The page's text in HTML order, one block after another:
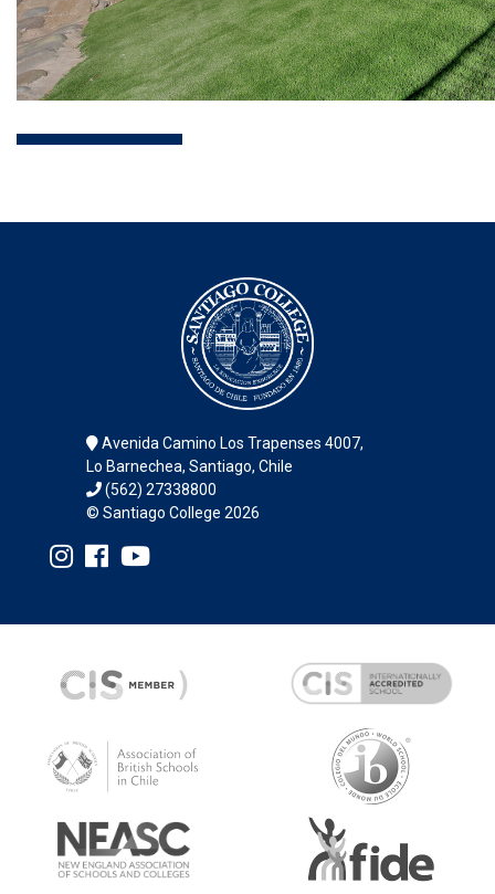
Avenida Camino Los Trapenses 4007,
Lo Barnechea, Santiago, Chile
(562) 27338800
© Santiago College 2026